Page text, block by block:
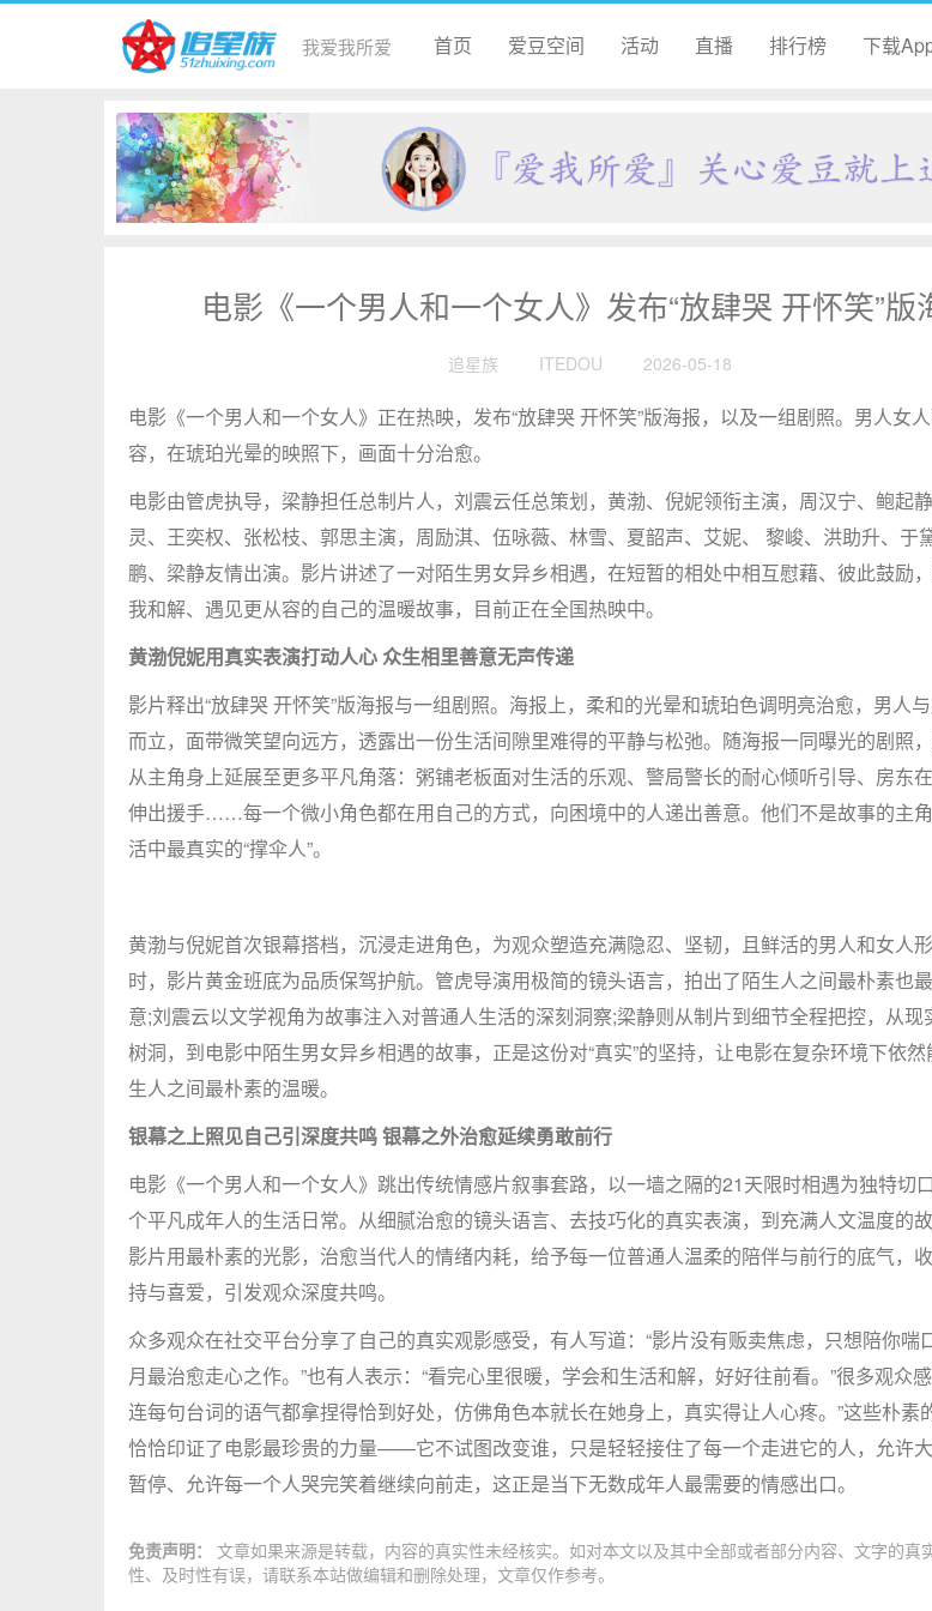
我爱我所爱 首页 爱豆空间 活动 直播 排行榜 下载
电影《一个男人和一个女人》发布“放肆哭 开怀笑”版
追星族 ITEDOU 2026-05-18
电影《一个男人和一个女人》正在热映，发布“放肆哭 开怀笑”版海报，以及一组剧照。男人女
容，在琥珀光晕的映照下，画面十分治愈。
电影由管虎执导，梁静担任总制片人，刘震云任总策划，黄渤、倪妮领衔主演，周汉宁、鲍起
灵、王奕权、张松枝、郭思主演，周励淇、伍咏薇、林雪、夏韶声、艾妮、 黎峻、洪助升、于
鹏、梁静友情出演。影片讲述了一对陌生男女异乡相遇，在短暂的相处中相互慰藉、彼此鼓励
我和解、遇见更从容的自己的温暖故事，目前正在全国热映中。
黄渤倪妮用真实表演打动人心 众生相里善意无声传递
影片释出“放肆哭 开怀笑”版海报与一组剧照。海报上，柔和的光晕和琥珀色调明亮治愈，男人
而立，面带微笑望向远方，透露出一份生活间隙里难得的平静与松弛。随海报一同曝光的剧照
从主角身上延展至更多平凡角落：粥铺老板面对生活的乐观、警局警长的耐心倾听引导、房东
伸出援手……每一个微小角色都在用自己的方式，向困境中的人递出善意。他们不是故事的主
活中最真实的“撑伞人”。
黄渤与倪妮首次银幕搭档，沉浸走进角色，为观众塑造充满隐忍、坚韧，且鲜活的男人和女人
时，影片黄金班底为品质保驾护航。管虎导演用极简的镜头语言，拍出了陌生人之间最朴素也
意;刘震云以文学视角为故事注入对普通人生活的深刻洞察;梁静则从制片到细节全程把控，从现
树洞，到电影中陌生男女异乡相遇的故事，正是这份对“真实”的坚持，让电影在复杂环境下依然
生人之间最朴素的温暖。
银幕之上照见自己引深度共鸣 银幕之外治愈延续勇敢前行
电影《一个男人和一个女人》跳出传统情感片叙事套路，以一墙之隔的21天限时相遇为独特切
个平凡成年人的生活日常。从细腻治愈的镜头语言、去技巧化的真实表演，到充满人文温度的故
影片用最朴素的光影，治愈当代人的情绪内耗，给予每一位普通人温柔的陪伴与前行的底气，
持与喜爱，引发观众深度共鸣。
众多观众在社交平台分享了自己的真实观影感受，有人写道：“影片没有贩卖焦虑，只想陪你喘
月最治愈走心之作。”也有人表示：“看完心里很暖，学会和生活和解，好好往前看。”很多观众
连每句台词的语气都拿捏得恰到好处，仿佛角色本就长在她身上，真实得让人心疼。”这些朴素
恰恰印证了电影最珍贵的力量——它不试图改变谁，只是轻轻接住了每一个走进它的人，允许
暂停、允许每一个人哭完笑着继续向前走，这正是当下无数成年人最需要的情感出口。
免责声明：
文章如果来源是转载，内容的真实性未经核实。如对本文以及其中全部或者部分内容、文字的真
性、及时性有误，请联系本站做编辑和删除处理，文章仅作参考。